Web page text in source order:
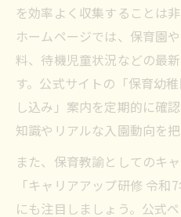
を効率よく収集することは
ホームページでは、保育園
料、待機児童状況などの最
す。公式サイトの「保育幼
し込み」案内を定期的に確
知識やリアルな入園動向を
また、保育教諭としてのキ
「キャリアアップ研修 令
にも注目しましょう。公式